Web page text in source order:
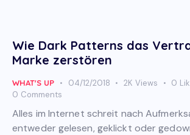
Wie Dark Patterns das
Marke zerstören
WHAT'S UP 04/12/2018 2K Views 0
0 Comments
Alles im Internet schreit nach
entweder gelesen, geklickt oder